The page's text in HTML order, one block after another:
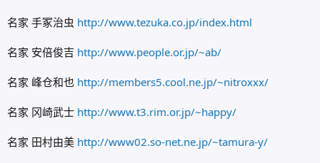
名家 手冢治虫 http://www.tezuka.co.jp/index.html
名家 安倍俊吉 http://www.people.or.jp/~ab/
名家 峰仓和也 http://members5.cool.ne.jp/~nitroxxx/
名家 冈崎武士 http://www.t3.rim.or.jp/~happy/
名家 田村由美 http://www02.so-net.ne.jp/~tamura-y/